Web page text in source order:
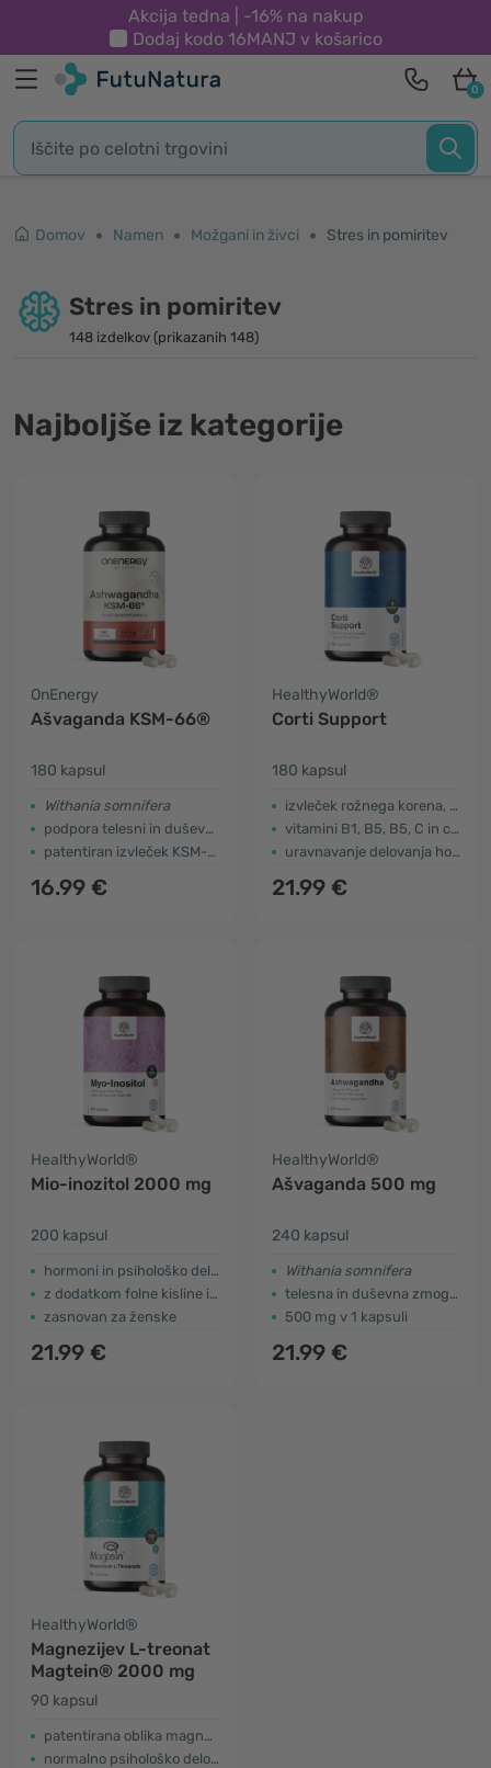
Akcija tedna | -16% na nakup
Dodaj kodo 16MANJ v košarico
0
Domov Namen Možgani in živci Stres in pomiritev
Stres in pomiritev
148 izdelkov (prikazanih 148)
Najboljše iz kategorije
OnEnergy
Ašvaganda KSM-66®
180 kapsul
Withania somnifera
podpora telesni in duševni zmogljivosti
patentiran izvleček KSM-66®
16.99 €
HealthyWorld®
Corti Support
180 kapsul
izvleček rožnega korena, ašvagande
vitamini B1, B5, B5, C in cink
uravnavanje delovanja hormonov (vitamin B6)
21.99 €
HealthyWorld®
Mio-inozitol 2000 mg
200 kapsul
hormoni in psihološko delovanje
z dodatkom folne kisline in vitamina B6
zasnovan za ženske
21.99 €
HealthyWorld®
Ašvaganda 500 mg
240 kapsul
Withania somnifera
telesna in duševna zmogljivost
500 mg v 1 kapsuli
21.99 €
HealthyWorld®
Magnezijev L-treonat
Magtein® 2000 mg
90 kapsul
patentirana oblika magnezija
normalno psihološko delovanje